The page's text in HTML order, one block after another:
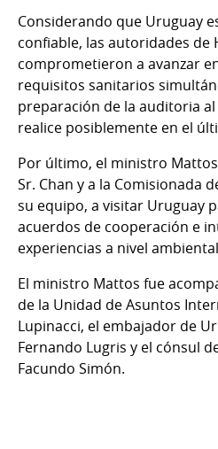
Considerando que Uruguay
confiable, las autoridades de
comprometieron a avanzar
requisitos sanitarios
preparación de la auditoria
realice posiblemente en el
Por último, el ministro
Sr. Chan y a la Comisionada
su equipo, a visitar Uruguay
acuerdos de cooperación e
experiencias a nivel
El ministro Mattos fue
de la Unidad de Asuntos
Lupinacci, el embajador de
Fernando Lugris y el cónsul
Facundo Simón.